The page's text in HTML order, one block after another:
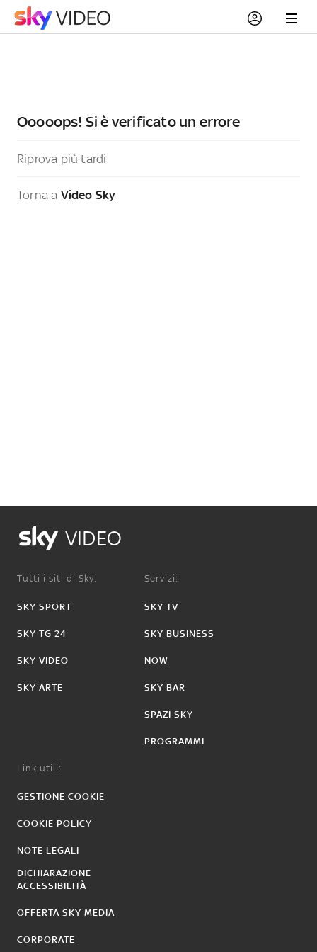
Ooooops! Si è verificato un errore
Riprova più tardi
Torna a Video Sky
VIDEO
Tutti i siti di Sky:
SKY SPORT
SKY TG 24
SKY VIDEO
SKY ARTE
Servizi:
SKY TV
SKY BUSINESS
NOW
SKY BAR
SPAZI SKY
PROGRAMMI
Link utili:
GESTIONE COOKIE
COOKIE POLICY
NOTE LEGALI
DICHIARAZIONE
ACCESSIBILITÀ
OFFERTA SKY MEDIA
CORPORATE